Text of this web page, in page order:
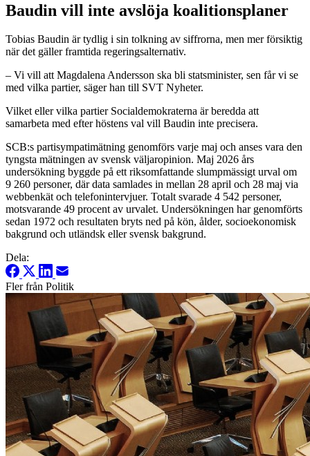
Baudin vill inte avslöja koalitionsplaner
Tobias Baudin är tydlig i sin tolkning av siffrorna, men mer försiktig
när det gäller framtida regeringsalternativ.
– Vi vill att Magdalena Andersson ska bli statsminister, sen får vi se
med vilka partier, säger han till SVT Nyheter.
Vilket eller vilka partier Socialdemokraterna är beredda att
samarbeta med efter höstens val vill Baudin inte precisera.
SCB:s partisympatimätning genomförs varje maj och anses vara den
tyngsta mätningen av svensk väljaropinion. Maj 2026 års
undersökning byggde på ett riksomfattande slumpmässigt urval om
9 260 personer, där data samlades in mellan 28 april och 28 maj via
webbenkät och telefonintervjuer. Totalt svarade 4 542 personer,
motsvarande 49 procent av urvalet. Undersökningen har genomförts
sedan 1972 och resultaten bryts ned på kön, ålder, socioekonomisk
bakgrund och utländsk eller svensk bakgrund.
Dela:
Fler från Politik